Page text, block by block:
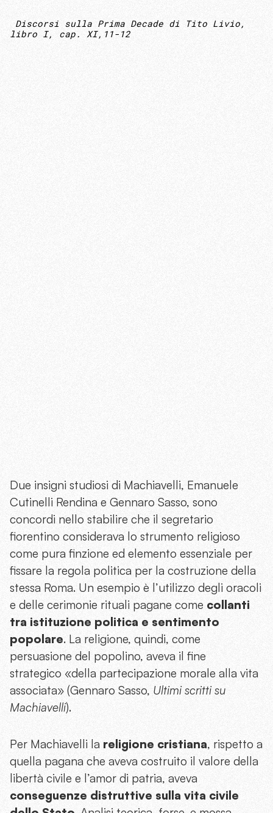
Discorsi sulla Prima Decade di Tito Livio,
libro I, cap. XI,11-12
Due insigni studiosi di Machiavelli, Emanuele
Cutinelli Rendina e Gennaro Sasso, sono
concordi nello stabilire che il segretario
fiorentino considerava lo strumento religioso
come pura finzione ed elemento essenziale per
fissare la regola politica per la costruzione della
stessa Roma. Un esempio è l’utilizzo degli oracoli
e delle cerimonie rituali pagane come collanti
tra istituzione politica e sentimento
popolare. La religione, quindi, come
persuasione del popolino, aveva il fine
strategico «della partecipazione morale alla vita
associata» (Gennaro Sasso, Ultimi scritti su
Machiavelli).
Per Machiavelli la religione cristiana, rispetto a
quella pagana che aveva costruito il valore della
libertà civile e l’amor di patria, aveva
conseguenze distruttive sulla vita civile